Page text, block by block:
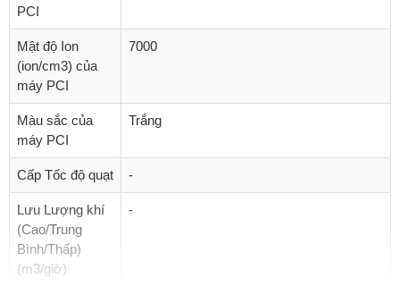
PCI
Mật độ Ion
(ion/cm3) của
máy PCI
7000
Màu sắc của
máy PCI
Trắng
Cấp Tốc độ quạt -
Lưu Lượng khí
(Cao/Trung
Bình/Thấp)
(m3/giờ)
-